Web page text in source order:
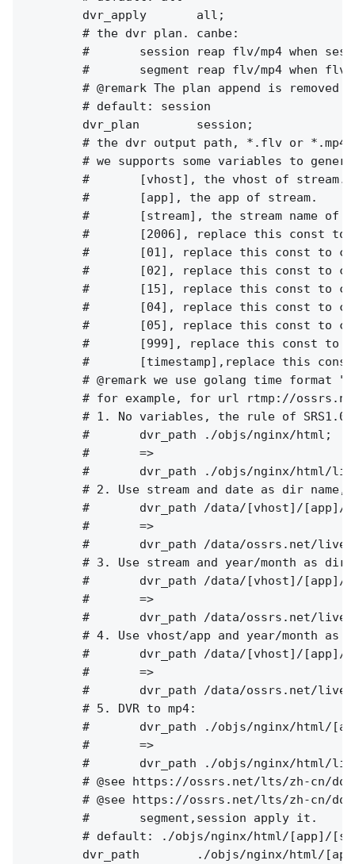
        dvr_apply       all;
        # the dvr plan. canbe:
#       session reap flv/mp4 when
#       segment reap flv/mp4 when
# @remark The plan append is removed
        # default: session
        dvr_plan        session;
        # the dvr output path, *.flv or *.mp4.
# we supports some variables to
        #       [vhost], the vhost of stream.
        #       [app], the app of stream.
#       [stream], the stream name of
#       [2006], replace this const to
#       [01], replace this const to
#       [02], replace this const to
#       [15], replace this const to
#       [04], replace this const to
#       [05], replace this const to
#       [999], replace this const to
#       [timestamp],replace this
# @remark we use golang time format
# for example, for url rtmp://
# 1. No variables, the rule of
        #       dvr_path ./objs/nginx/html;
        #       =>
#       dvr_path ./objs/nginx/html/
# 2. Use stream and date as dir name,
#       dvr_path /data/[vhost]/
        #       =>
#       dvr_path /data/ossrs.net/
# 3. Use stream and year/month as dir
#       dvr_path /data/[vhost]/
        #       =>
#       dvr_path /data/ossrs.net/
# 4. Use vhost/app and year/month as
#       dvr_path /data/[vhost]/
        #       =>
#       dvr_path /data/ossrs.net/
        # 5. DVR to mp4:
#       dvr_path ./objs/nginx/html/
        #       =>
#       dvr_path ./objs/nginx/html/
# @see https://ossrs.net/lts/zh-cn/
# @see https://ossrs.net/lts/zh-cn/
        #       segment,session apply it.
# default: ./objs/nginx/html/[app]/
dvr_path        ./objs/nginx/html/